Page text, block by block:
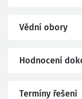
Vědní obory
Hodnocení
Termíny řešení